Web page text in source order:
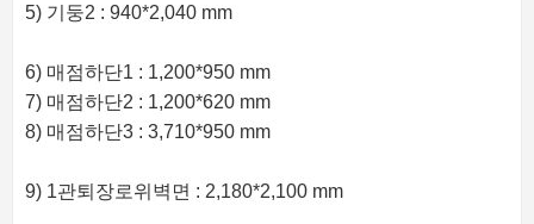
5) 기둥2 : 940*2,040 mm
6) 매점하단1 : 1,200*950 mm
7) 매점하단2 : 1,200*620 mm
8) 매점하단3 : 3,710*950 mm
9) 1관퇴장로위벽면 : 2,180*2,100 mm